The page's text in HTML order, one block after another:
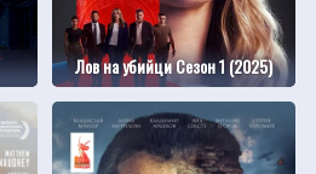
Лов на убийци Сезон 1 (2025)